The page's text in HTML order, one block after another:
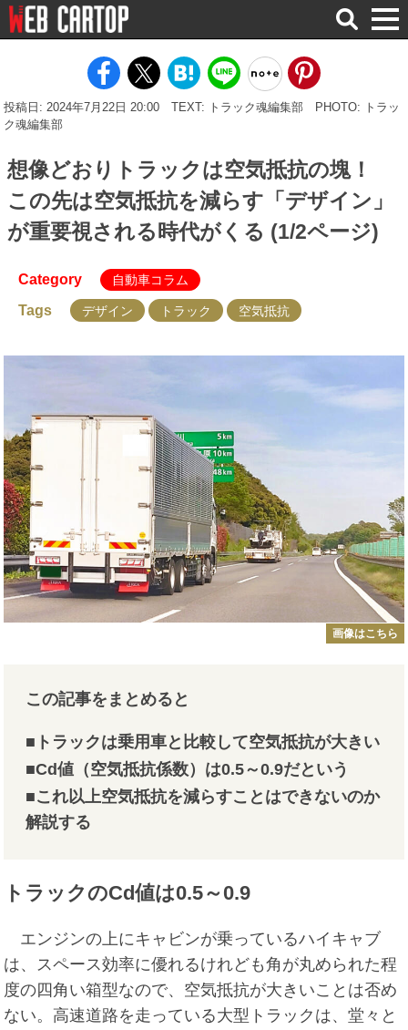
検
索
投稿日: 2024年7月22日 20:00 TEXT: トラック魂編集部
PHOTO: トラッ
ク魂編集部
想像どおりトラックは空気抵抗の塊！
この先は空気抵抗を減らす「デザイン」
が重要視される時代がくる (1/2ページ)
Category 自動車コラム
Tags デザイン トラック 空気抵抗
画像はこちら
この記事をまとめると
■トラックは乗用車と比較して空気抵抗が大きい
■Cd値（空気抵抗係数）は0.5～0.9だという
■これ以上空気抵抗を減らすことはできないのか
解説する
トラックのCd値は0.5～0.9
エンジンの上にキャビンが乗っているハイキャブ
は、スペース効率に優れるけれども角が丸められた程
度の四角い箱型なので、空気抵抗が大きいことは否め
ない。高速道路を走っている大型トラックは、堂々と